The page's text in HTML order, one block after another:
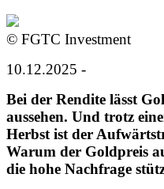
© FGTC Investment
10.12.2025 -
Bei der Rendite lässt
aussehen. Und trotz
Herbst ist der
Warum der Goldpreis
die hohe Nachfrage